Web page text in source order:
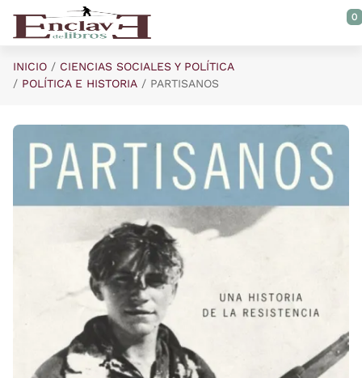
Saltar al contenido principal
0
INICIO
CIENCIAS SOCIALES Y POLÍTICA
POLÍTICA E HISTORIA
PARTISANOS